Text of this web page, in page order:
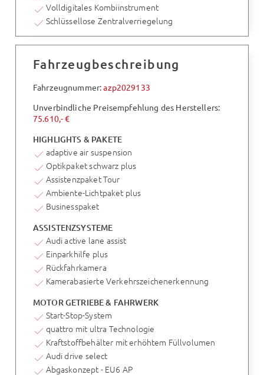
Volldigitales Kombiinstrument
Schlüssellose Zentralverriegelung
Fahrzeugbeschreibung
Fahrzeugnummer:azp2029133
Unverbindliche Preisempfehlung des Herstellers:
75.610,- €
HIGHLIGHTS & PAKETE
adaptive air suspension
Optikpaket schwarz plus
Assistenzpaket Tour
Ambiente-Lichtpaket plus
Businesspaket
ASSISTENZSYSTEME
Audi active lane assist
Einparkhilfe plus
Rückfahrkamera
Kamerabasierte Verkehrszeichenerkennung
MOTOR GETRIEBE & FAHRWERK
Start-Stop-System
quattro mit ultra Technologie
Kraftstoffbehälter mit erhöhtem Füllvolumen
Audi drive select
Abgaskonzept - EU6 AP